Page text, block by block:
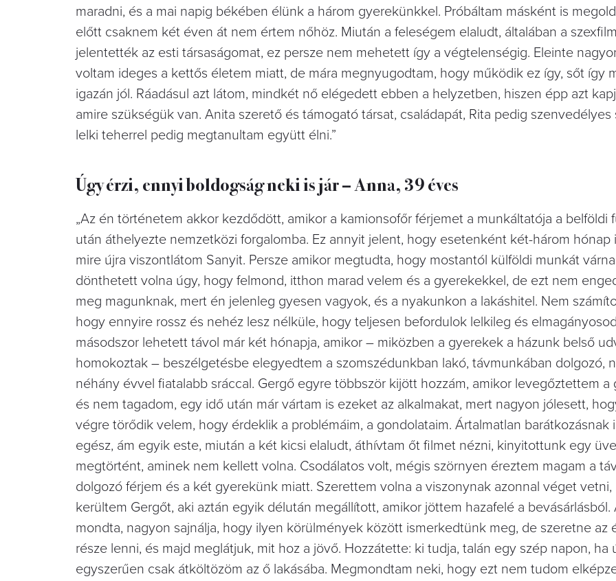
maradni, és a mai napig békében élünk a három gyerekünkkel. Próbáltam másként is
előtt csaknem két éven át nem értem nőhöz. Miután a feleségem elaludt, általában a
jelentették az esti társaságomat, ez persze nem mehetett így a végtelenségig. Eleinte
voltam ideges a kettős életem miatt, de mára megnyugodtam, hogy működik ez így, sőt így
igazán jól. Ráadásul azt látom, mindkét nő elégedett ebben a helyzetben, hiszen épp azt
amire szükségük van. Anita szerető és támogató társat, családapát, Rita pedig szenvedélyes
lelki teherrel pedig megtanultam együtt élni.”
Úgy érzi, ennyi boldogság neki is jár – Anna, 39 éves
„Az én történetem akkor kezdődött, amikor a kamionsofőr férjemet a munkáltatója a belföldi
után áthelyezte nemzetközi forgalomba. Ez annyit jelent, hogy esetenként két-három hónap
mire újra viszontlátom Sanyit. Persze amikor megtudta, hogy mostantól külföldi munkát
dönthetett volna úgy, hogy felmond, itthon marad velem és a gyerekekkel, de ezt nem
meg magunknak, mert én jelenleg gyesen vagyok, és a nyakunkon a lakáshitel. Nem
hogy ennyire rossz és nehéz lesz nélküle, hogy teljesen befordulok lelkileg és
másodszor lehetett távol már két hónapja, amikor – miközben a gyerekek a házunk belső
homokoztak – beszélgetésbe elegyedtem a szomszédunkban lakó, távmunkában dolgozó,
néhány évvel fiatalabb sráccal. Gergő egyre többször kijött hozzám, amikor levegőztettem a
és nem tagadom, egy idő után már vártam is ezeket az alkalmakat, mert nagyon jólesett,
végre törődik velem, hogy érdeklik a problémáim, a gondolataim. Ártalmatlan barátkozásnak
egész, ám egyik este, miután a két kicsi elaludt, áthívtam őt filmet nézni, kinyitottunk egy
megtörtént, aminek nem kellett volna. Csodálatos volt, mégis szörnyen éreztem magam a
dolgozó férjem és a két gyerekünk miatt. Szerettem volna a viszonynak azonnal véget
kerültem Gergőt, aki aztán egyik délután megállított, amikor jöttem hazafelé a bevásárlásból.
mondta, nagyon sajnálja, hogy ilyen körülmények között ismerkedtünk meg, de szeretne az
része lenni, és majd meglátjuk, mit hoz a jövő. Hozzátette: ki tudja, talán egy szép napon, ha
egyszerűen csak átköltözöm az ő lakásába. Megmondtam neki, hogy ezt nem tudom